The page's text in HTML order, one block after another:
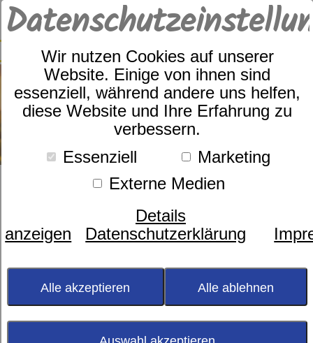
Wir nutzen Cookies auf unserer
Website. Einige von ihnen sind
essenziell, während andere uns helfen,
diese Website und Ihre Erfahrung zu
verbessern.
Essenziell
Marketing
Externe Medien
Details
anzeigen
Datenschutzerklärung
Alle akzeptieren Alle ablehnen
SUCHE
0
Herzlich Willkommen bei
Betten Böhm!